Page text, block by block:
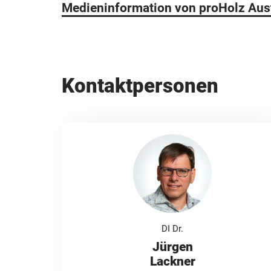
Medieninformation von proHolz
Kontaktpersonen
DI Dr.
Jürgen
Lackner